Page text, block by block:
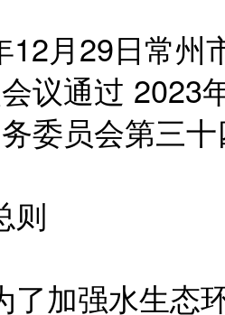
月29日常州
议通过 2023
委员会第三
则
加强水生态